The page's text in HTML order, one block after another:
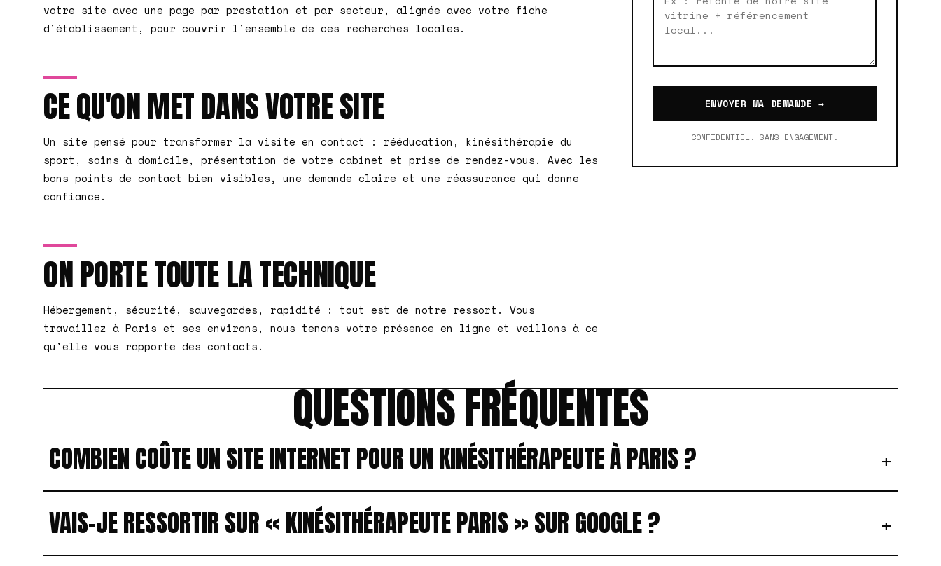
votre site avec une page par prestation et par secteur, alignée avec votre fiche
d'établissement, pour couvrir l'ensemble de ces recherches locales.
CE QU'ON MET DANS VOTRE SITE
Un site pensé pour transformer la visite en contact : rééducation, kinésithérapie du
sport, soins à domicile, présentation de votre cabinet et prise de rendez-vous. Avec les
bons points de contact bien visibles, une demande claire et une réassurance qui donne
confiance.
ON PORTE TOUTE LA TECHNIQUE
Hébergement, sécurité, sauvegardes, rapidité : tout est de notre ressort. Vous
travaillez à Paris et ses environs, nous tenons votre présence en ligne et veillons à ce
qu'elle vous rapporte des contacts.
ENVOYER MA DEMANDE →
CONFIDENTIEL. SANS ENGAGEMENT.
QUESTIONS FRÉQUENTES
COMBIEN COÛTE UN SITE INTERNET POUR UN KINÉSITHÉRAPEUTE À PARIS ? +
VAIS-JE RESSORTIR SUR « KINÉSITHÉRAPEUTE PARIS » SUR GOOGLE ? +